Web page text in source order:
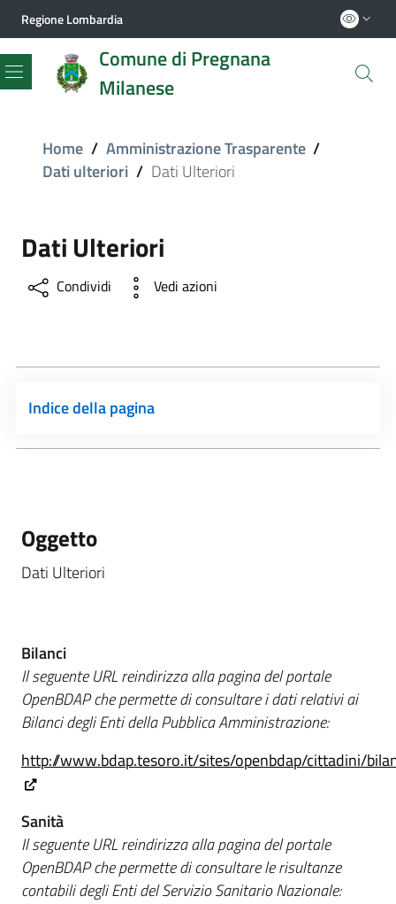
Regione Lombardia
Comune di Pregnana
Milanese
Menu
Home / Amministrazione Trasparente /
Dati ulteriori / Dati Ulteriori
Dati Ulteriori
Condividi Vedi azioni
Indice della pagina
Oggetto
Dati Ulteriori
Bilanci
Il seguente URL reindirizza alla pagina del portale
OpenBDAP che permette di consultare i dati relativi ai
Bilanci degli Enti della Pubblica Amministrazione:
http://www.bdap.tesoro.it/sites/openbdap/cittadini/
Sanità
Il seguente URL reindirizza alla pagina del portale
OpenBDAP che permette di consultare le risultanze
contabili degli Enti del Servizio Sanitario Nazionale: